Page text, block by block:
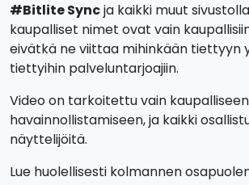
#Bitlite Syncja kaikki muut
kaupalliset nimet ovat vain
eivätkä ne viittaa mihinkään tiettyyn
tiettyihin palveluntarjoajiin.
Video on tarkoitettu vain
havainnollistamiseen, ja kaikki
näyttelijöitä.
Lue huolellisesti kolmannen